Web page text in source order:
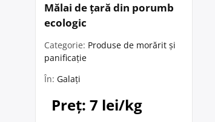
Mălai de țară din porumb
ecologic
Categorie: Produse de morărit și
panificație
În: Galați
Preț: 7 lei/kg